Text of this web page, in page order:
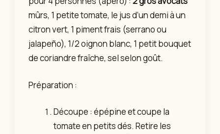
mûrs, 1 petite tomate, le jus d’un demi à un
citron vert, 1 piment frais (serrano ou
jalapeño), 1/2 oignon blanc, 1 petit bouquet
de coriandre fraîche, sel selon goût.
Préparation :
Découpe : épépine et coupe la
tomate en petits dés. Retire les